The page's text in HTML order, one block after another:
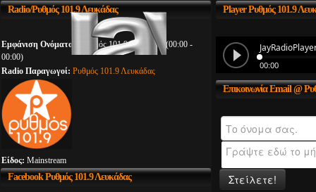
Radio/Ρυθμός 101.9 Λευκάδας
Εμφάνιση Ονόματος:
Ρυθμός 101.9 Λευκάδας (00:00 -
00:00)
Radio Παραγωγοί: Ρυθμός 101.9 Λευκάδας
Είδος: Mainstream
FacebookΡυθμός 101.9 Λευκάδας
PlayerΡυθμός 101.9
ΕπικοινωνίαEmail @
Στείλετε!